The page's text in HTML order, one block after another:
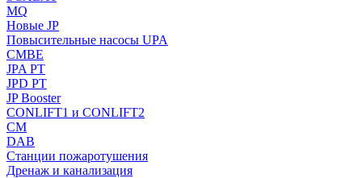
MQ
Новые JP
Повысительные насосы UPA
CMBE
JPA PT
JPD PT
JP Booster
CONLIFT1 и CONLIFT2
CM
DAB
Станции пожаротушения
Дренаж и канализация